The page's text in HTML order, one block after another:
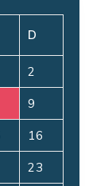
D
2
9
16
23